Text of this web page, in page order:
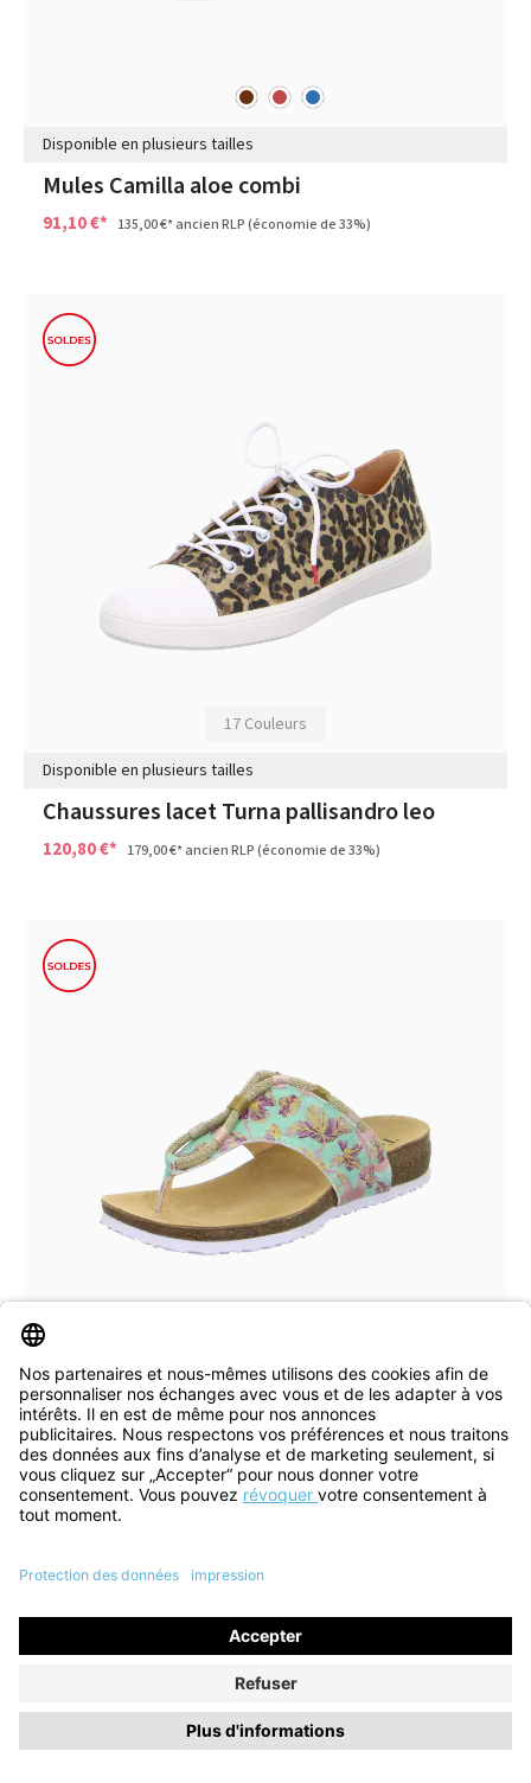
marronrougebleu
Disponible en plusieurs tailles
Mules Camilla aloe combi
91,10 €* 135,00 €*ancien RLP(économie de 33%)
17 Couleurs
Disponible en plusieurs tailles
Chaussures lacet Turna pallisandro leo
120,80 €* 179,00 €*ancien RLP(économie de 33%)
Couleurs
Disponible en plusieurs tailles
Mules Julia pacific
84,35 €* 125,00 €*ancien RLP(économie de 33%)